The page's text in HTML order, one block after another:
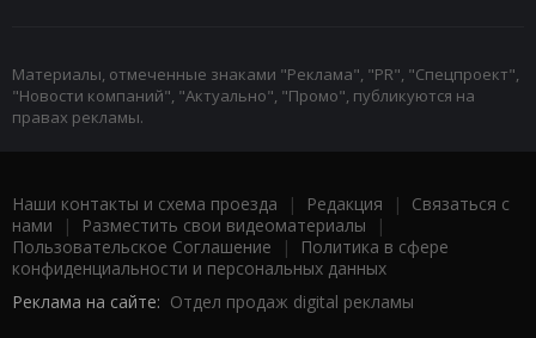
Материалы, отмеченные знаками "Реклама", "PR", "Спецпроект",
"Новости компаний", "Актуально", "Промо", публикуются на
правах рекламы.
Наши контакты и схема проезда | Редакция | Связаться с
нами | Разместить свои видеоматериалы |
Пользовательское Соглашение |
Политика в сфере
конфиденциальности и персональных данных
Реклама на сайте: Отдел продаж digital рекламы